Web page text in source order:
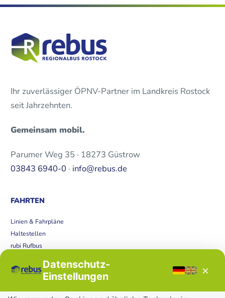
Ihr zuverlässiger ÖPNV-Partner im Landkreis Rostock
seit Jahrzehnten.
Gemeinsam mobil.
Parumer Weg 35 · 18273 Güstrow
03843 6940-0 · info@rebus.de
FAHRTEN
Linien & Fahrpläne
Haltestellen
rubi Rufbus
Störungen
Tickets & Tarife
Datenschutz-
Einstellungen
×